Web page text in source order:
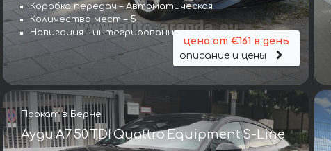
Коробка передач – Автоматическая
Количество мест – 5
Навигация – интегрированная
цена от €161 в день
описание и цены
Прокат в Берне
Ауди A7 50 TDI Quattro Equipment S-Line